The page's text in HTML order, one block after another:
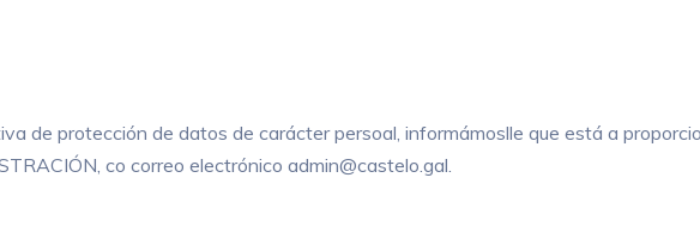
de protección de datos de carácter persoal, informámoslle que está a
co correo electrónico admin@castelo.gal.